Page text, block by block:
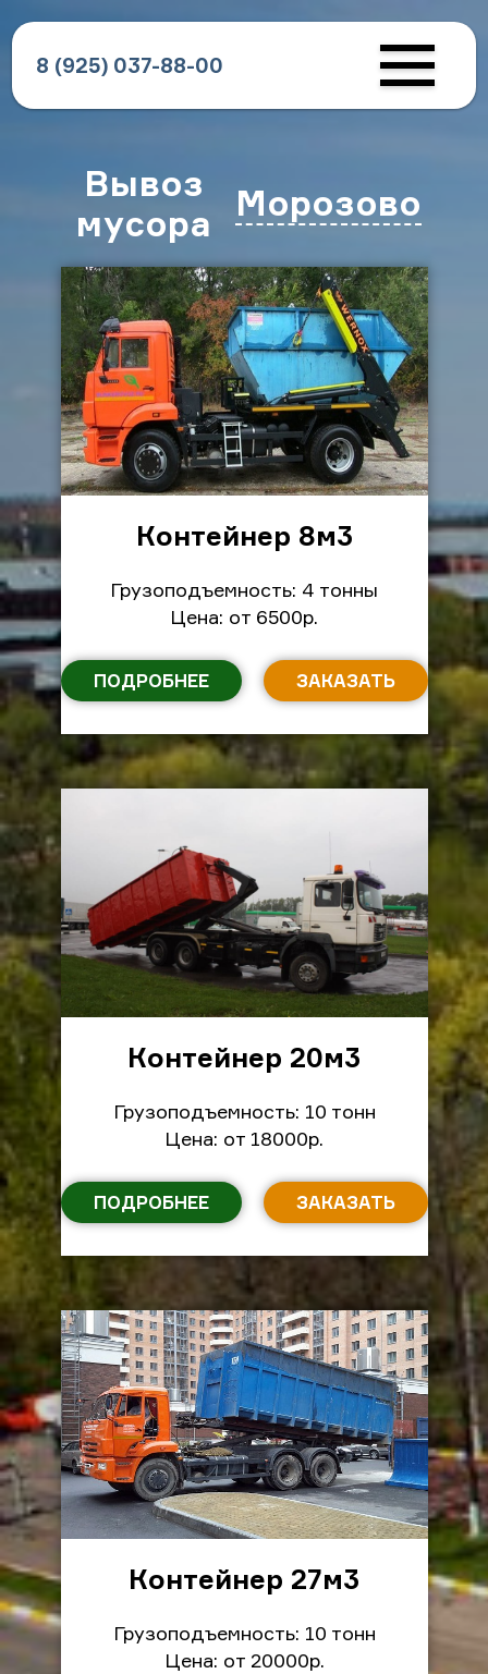
8 (925) 037-88-00
Вывоз
мусора
Морозово
Контейнер 8м3
Грузоподъемность: 4 тонны
Цена: от 6500р.
ПОДРОБНЕЕ ЗАКАЗАТЬ
Контейнер 20м3
Грузоподъемность: 10 тонн
Цена: от 18000р.
ПОДРОБНЕЕ ЗАКАЗАТЬ
Контейнер 27м3
Грузоподъемность: 10 тонн
Цена: от 20000р.